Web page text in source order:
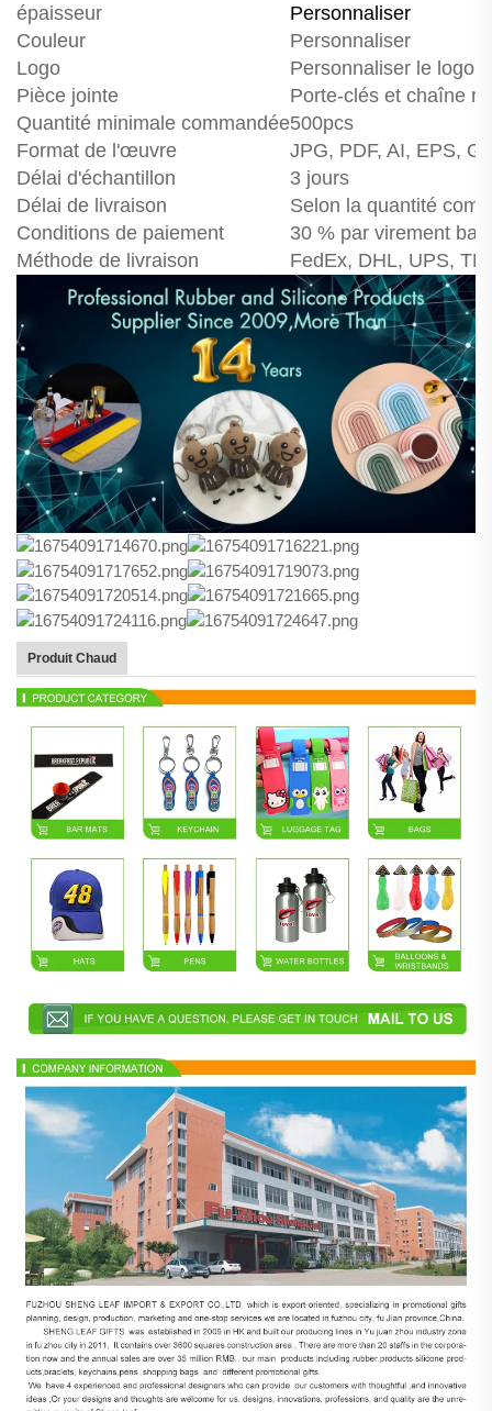
épaisseur
Personnaliser
Couleur
Personnaliser
Logo
Personnaliser le logo
Pièce jointe
Porte-clés et chaîne
Quantité minimale commandée500pcs
Format de l'œuvre
JPG, PDF, AI, EPS,
Délai d'échantillon
3 jours
Délai de livraison
Selon la quantité
Conditions de paiement
30 % par virement
Méthode de livraison
FedEx, DHL, UPS,
Produit Chaud